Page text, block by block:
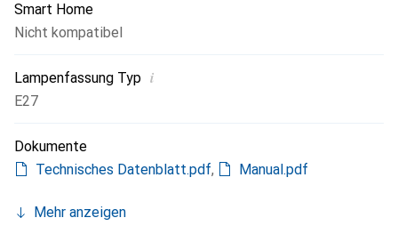
Smart Home
Nicht kompatibel
Lampenfassung Typ i
E27
Dokumente
Technisches Datenblatt.pdf, Manual.pdf
Mehr anzeigen